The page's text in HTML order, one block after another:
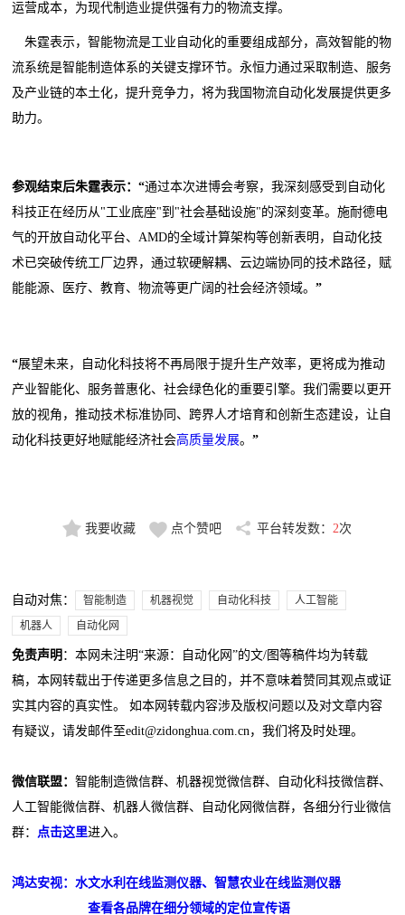
运营成本，为现代制造业提供强有力的物流支撑。
朱霆表示，智能物流是工业自动化的重要组成部分，高效智能的物
流系统是智能制造体系的关键支撑环节。永恒力通过采取制造、服务
及产业链的本土化，提升竞争力，将为我国物流自动化发展提供更多
助力。
参观结束后朱霆表示：“通过本次进博会考察，我深刻感受到自动化
科技正在经历从"工业底座"到"社会基础设施"的深刻变革。施耐德电
气的开放自动化平台、AMD的全域计算架构等创新表明，自动化技
术已突破传统工厂边界，通过软硬解耦、云边端协同的技术路径，赋
能能源、医疗、教育、物流等更广阔的社会经济领域。”
“展望未来，自动化科技将不再局限于提升生产效率，更将成为推动
产业智能化、服务普惠化、社会绿色化的重要引擎。我们需要以更开
放的视角，推动技术标准协同、跨界人才培育和创新生态建设，让自
动化科技更好地赋能经济社会高质量发展。”
我要收藏 点个赞吧 平台转发数： 2次
自动对焦： 智能制造 机器视觉 自动化科技
人工智能
机器人
自动化网
免责声明 ：本网未注明“来源：自动化网”的文/图等稿件均为转载
稿，本网转载出于传递更多信息之目的，并不意味着赞同其观点或证
实其内容的真实性。 如本网转载内容涉及版权问题以及对文章内容
有疑议，请发邮件至edit@zidonghua.com.cn，我们将及时处理。
微信联盟：智能制造微信群、机器视觉微信群、自动化科技微信群、
人工智能微信群、机器人微信群、自动化网微信群，各细分行业微信
群： 点击这里进入。
鸿达安视：水文水利在线监测仪器、智慧农业在线监测仪器
查看各品牌在细分领域的定位宣传语